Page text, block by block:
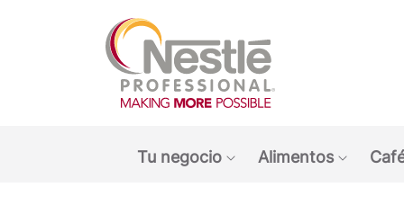
Tu negocio
Show submenu: Tu
Alimentos
Show